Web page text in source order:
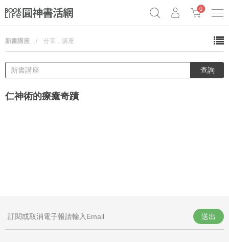
《祕密》作者最新《致富》公開 奧德賽女巫瑟西
原子習慣實踐本
Netflix話題章魚小說！
0
新書講座 / 分享．講座
仁神術的療癒奇蹟
送出